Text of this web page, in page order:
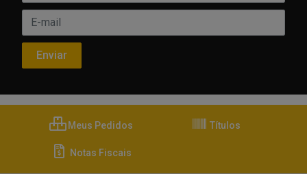
Meus Pedidos Títulos
Notas Fiscais